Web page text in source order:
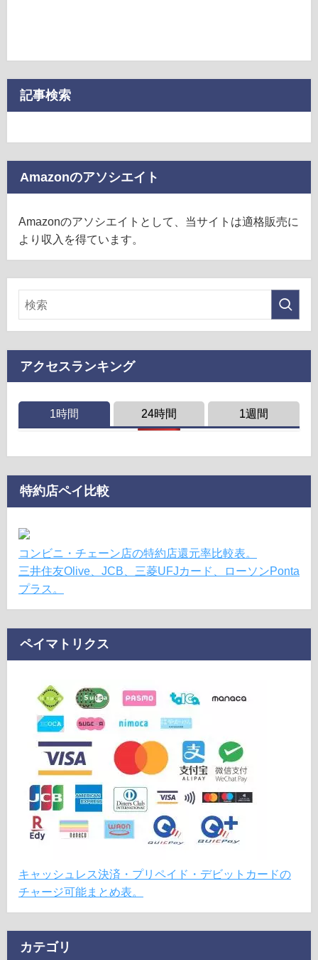
記事検索
Amazonのアソシエイト
Amazonのアソシエイトとして、当サイトは適格販売に
より収入を得ています。
アクセスランキング
1時間 24時間 1週間
特約店ペイ比較
コンビニ・チェーン店の特約店還元率比較表。
三井住友Olive、JCB、三菱UFJカード、ローソンPonta
プラス。
ペイマトリクス
キャッシュレス決済・プリペイド・デビットカードの
チャージ可能まとめ表。
カテゴリ